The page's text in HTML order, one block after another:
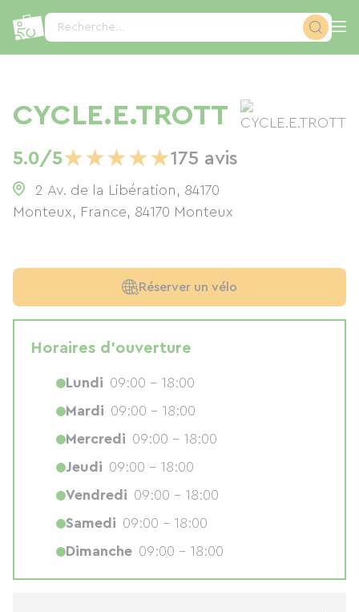
Recherche...
CYCLE.E.TROTT
5.0/5★★★★★175 avis
2 Av. de la Libération, 84170
Monteux, France, 84170 Monteux
Réserver un vélo
Horaires d'ouverture
Lundi 09:00 - 18:00
Mardi 09:00 - 18:00
Mercredi 09:00 - 18:00
Jeudi 09:00 - 18:00
Vendredi 09:00 - 18:00
Samedi 09:00 - 18:00
Dimanche 09:00 - 18:00
Panneau de gestion des cookies